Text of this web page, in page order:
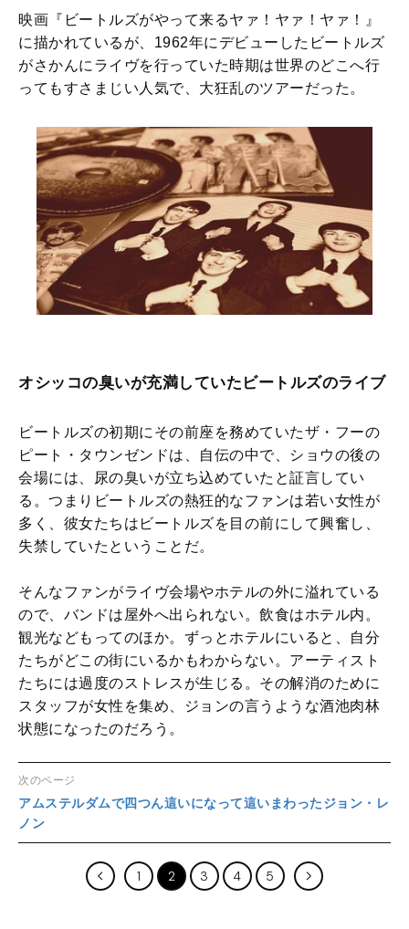
映画『ビートルズがやって来るヤァ！ヤァ！ヤァ！』
に描かれているが、1962年にデビューしたビートルズ
がさかんにライヴを行っていた時期は世界のどこへ行
ってもすさまじい人気で、大狂乱のツアーだった。
オシッコの臭いが充満していたビートルズのライブ
ビートルズの初期にその前座を務めていたザ・フーの
ピート・タウンゼンドは、自伝の中で、ショウの後の
会場には、尿の臭いが立ち込めていたと証言してい
る。つまりビートルズの熱狂的なファンは若い女性が
多く、彼女たちはビートルズを目の前にして興奮し、
失禁していたということだ。
そんなファンがライヴ会場やホテルの外に溢れている
ので、バンドは屋外へ出られない。飲食はホテル内。
観光などもってのほか。ずっとホテルにいると、自分
たちがどこの街にいるかもわからない。アーティスト
たちには過度のストレスが生じる。その解消のために
スタッフが女性を集め、ジョンの言うような酒池肉林
状態になったのだろう。
次のページ
アムステルダムで四つん這いになって這いまわったジョン・レ
ノン
1 2 3 4 5